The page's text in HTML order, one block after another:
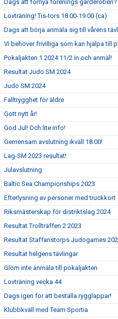
Dags att förnya förenings garderoben?
Lovträning! Tis-tors 18.00-19.00 (ca)
Dags att börja anmäla sig till vårens
Vi behöver frivilliga som kan hjälpa till
Pokaljakten 1 2024 11/2 in och anmäl!
Resultat Judo SM 2024
Judo SM 2024
Falltrygghet för äldre
Gott nytt år!
God Jul! Och lite info!
Gemensam avslutning ikväll 18.00!
Lag-SM 2023 resultat!
Julavslutning
Baltic Sea Championships 2023
Efterlysning av personer med truckkort
Riksmästerskap för distriktslag 2024
Resultat Trollträffen 2 2023
Resultat Staffanstorps Judogames
Resultat helgens tävlingar
Glöm inte anmäla till pokaljakten
Lovträning vecka 44
Dags igen för att beställa rygglappar!
Klubbkväll med Team Sportia